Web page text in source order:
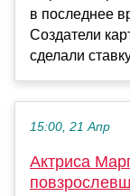
в последнее
Создатели
сделали
15:00, 21 Апр
Актриса